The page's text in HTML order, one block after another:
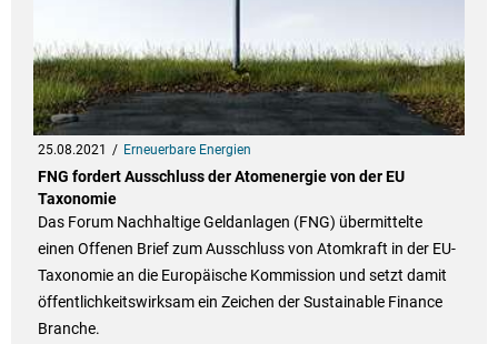
25.08.2021 Erneuerbare Energien
FNG fordert Ausschluss der Atomenergie von der EU
Taxonomie
Das Forum Nachhaltige Geldanlagen (FNG) übermittelte
einen Offenen Brief zum Ausschluss von Atomkraft in der EU-
Taxonomie an die Europäische Kommission und setzt damit
öffentlichkeitswirksam ein Zeichen der Sustainable Finance
Branche.